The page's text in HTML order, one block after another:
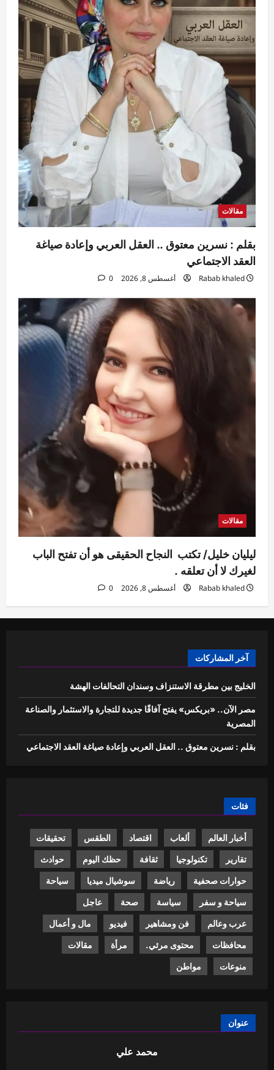
مقالات
بقلم : نسرين معتوق .. العقل العربي وإعادة صياغة
العقد الاجتماعي
Rabab khaled أغسطس 8, 2026 0
مقالات
ليليان خليل/ تكتب النجاح الحقيقى هو أن تفتح الباب
لغيرك لا أن تعلقه .
Rabab khaled أغسطس 8, 2026 0
آخر المشاركات
الخليج بين مطرقة الاستنزاف وسندان التحالفات الهشة
مصر الآن.. «بريكس» يفتح آفاقًا جديدة للتجارة والاستثمار والصناعة
المصرية
بقلم : نسرين معتوق .. العقل العربي وإعادة صياغة العقد الاجتماعي
فئات
أخبار العالم ألعاب اقتصاد الطقس تحقيقات
تقارير تكنولوجيا ثقافة حظك اليوم حوادث
حوارات صحفية رياضة سوشيال ميديا سياحة
سياحة و سفر سياسة صحة عاجل
عرب وعالم فن ومشاهير فيديو مال و أعمال
محافظات محتوى مرئي. مرأة مقالات
منوعات مواطن
عنوان
محمد علي